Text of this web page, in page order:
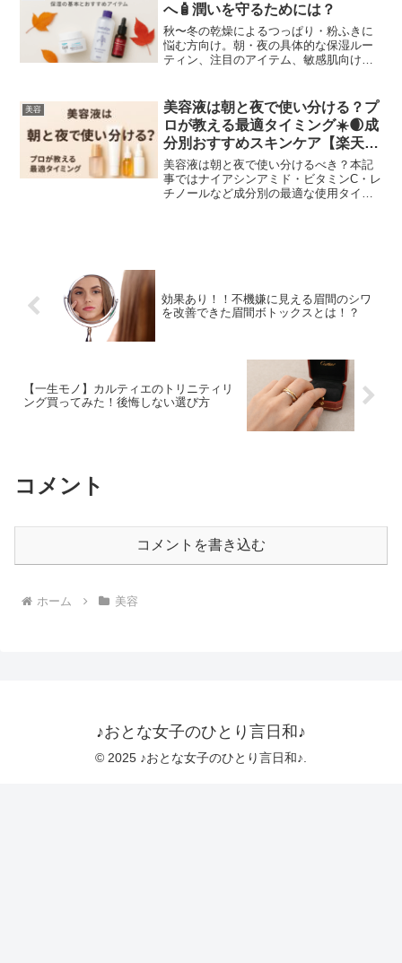
へ🧴潤いを守るためには？
秋〜冬の乾燥によるつっぱり・粉ふきに
悩む方向け。朝・夜の具体的な保湿ルー
ティン、注目のアイテム、敏感肌向けの
美容
美容液は朝と夜で使い分ける？プ
ロが教える最適タイミング☀️🌒成
分別おすすめスキンケア【楽天で
買えるよ】
美容液は朝と夜で使い分けるべき？本記
事ではナイアシンアミド・ビタミンC・レ
チノールなど成分別の最適な使用タイミ
効果あり！！不機嫌に見える眉間のシワ
を改善できた眉間ボトックスとは！？
【一生モノ】カルティエのトリニティリ
ング買ってみた！後悔しない選び方
コメント
コメントを書き込む
ホーム 美容
♪おとな女子のひとり言日和♪
© 2025 ♪おとな女子のひとり言日和♪.